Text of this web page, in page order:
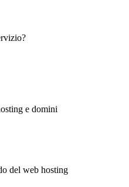
e domini
del web hosting